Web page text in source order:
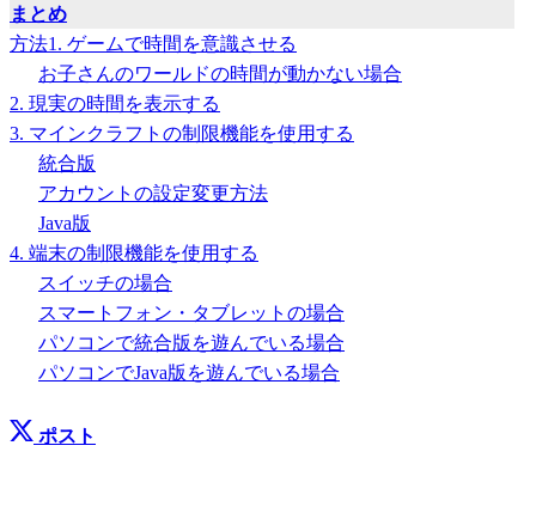
まとめ
方法1. ゲームで時間を意識させる
お子さんのワールドの時間が動かない場合
2. 現実の時間を表示する
3. マインクラフトの制限機能を使用する
統合版
アカウントの設定変更方法
Java版
4. 端末の制限機能を使用する
スイッチの場合
スマートフォン・タブレットの場合
パソコンで統合版を遊んでいる場合
パソコンでJava版を遊んでいる場合
ポスト